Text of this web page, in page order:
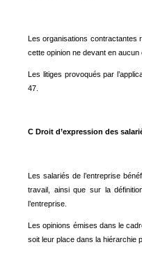
Les organisations contractantes
cette opinion ne devant en
Les litiges provoqués par
47.
C Droit d’expression des
Les salariés de l’entreprise
travail, ainsi que sur la
l’entreprise.
Les opinions émises dans le
soit leur place dans la hiérarchie